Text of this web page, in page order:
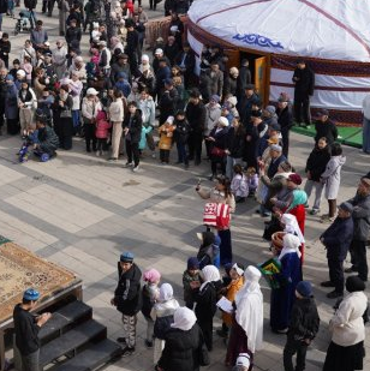
встречу с
КАЗАХСТАН
Казахстанцев
дипфейкам
Авг 6, 2026 0 18